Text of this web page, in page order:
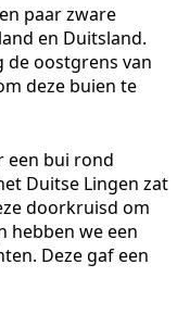
paar zware
en Duitsland.
de oostgrens van
deze buien te
een bui rond
Duitse Lingen zat
doorkruisd om
hebben we een
Deze gaf een